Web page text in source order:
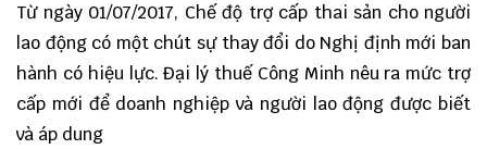
Từ ngày 01/07/2017, Chế độ trợ cấp thai sản cho người
lao động có một chút sự thay đổi do Nghị định mới ban
hành có hiệu lực. Đại lý thuế Công Minh nêu ra mức trợ
cấp mới để doanh nghiệp và người lao động được biết
và áp dung